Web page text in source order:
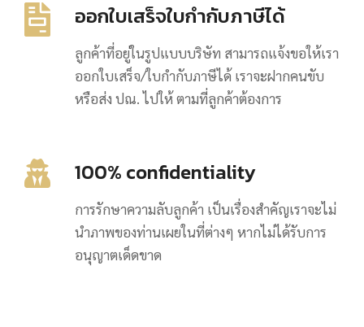
ออกใบเสร็จใบกำกับภาษีได้
ลูกค้าที่อยู่ในรูปแบบบริษัท สามารถแจ้งขอให้เรา
ออกใบเสร็จ/ใบกำกับภาษีได้ เราจะฝากคนขับ
หรือส่ง ปณ. ไปให้ ตามที่ลูกค้าต้องการ
100% confidentiality
การรักษาความลับลูกค้า เป็นเรื่องสำคัญเราจะไม่
นำภาพของท่านเผยในที่ต่างๆ หากไม่ได้รับการ
อนุญาตเด็ดขาด